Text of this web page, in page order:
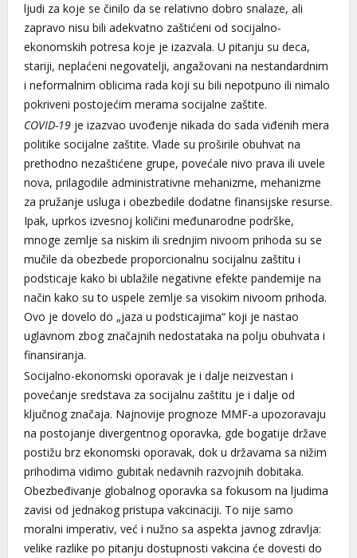
ljudi za koje se činilo da se relativno dobro snalaze, ali
zapravo nisu bili adekvatno zaštićeni od socijalno-
ekonomskih potresa koje je izazvala. U pitanju su deca,
stariji, neplaćeni negovatelji, angažovani na nestandardnim
i neformalnim oblicima rada koji su bili nepotpuno ili nimalo
pokriveni postojećim merama socijalne zaštite.
COVID-19 je izazvao uvođenje nikada do sada viđenih mera
politike socijalne zaštite. Vlade su proširile obuhvat na
prethodno nezaštićene grupe, povećale nivo prava ili uvele
nova, prilagodile administrativne mehanizme, mehanizme
za pružanje usluga i obezbedile dodatne finansijske resurse.
Ipak, uprkos izvesnoj količini međunarodne podrške,
mnoge zemlje sa niskim ili srednjim nivoom prihoda su se
mučile da obezbede proporcionalnu socijalnu zaštitu i
podsticaje kako bi ublažile negativne efekte pandemije na
način kako su to uspele zemlje sa visokim nivoom prihoda.
Ovo je dovelo do „jaza u podsticajima“ koji je nastao
uglavnom zbog značajnih nedostataka na polju obuhvata i
finansiranja.
Socijalno-ekonomski oporavak je i dalje neizvestan i
povećanje sredstava za socijalnu zaštitu je i dalje od
ključnog značaja. Najnovije prognoze MMF-a upozoravaju
na postojanje divergentnog oporavka, gde bogatije države
postižu brz ekonomski oporavak, dok u državama sa nižim
prihodima vidimo gubitak nedavnih razvojnih dobitaka.
Obezbeđivanje globalnog oporavka sa fokusom na ljudima
zavisi od jednakog pristupa vakcinaciji. To nije samo
moralni imperativ, već i nužno sa aspekta javnog zdravlja:
velike razlike po pitanju dostupnosti vakcina će dovesti do